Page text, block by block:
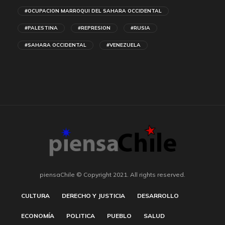
#OCUPACION MARROQUI DEL SAHARA OCCIDENTAL
#PALESTINA #REPRESION #RUSIA
#SAHARA OCCIDENTAL #VENEZUELA
piensaChile © Copyright 2021. All rights reserved.
CULTURA DERECHO Y JUSTICIA DESARROLLO
ECONOMÍA POLITICA PUEBLO SALUD